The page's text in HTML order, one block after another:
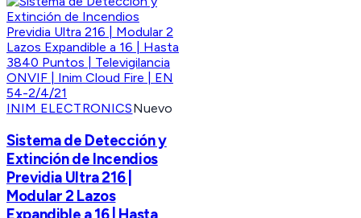
INIM ELECTRONICSNuevo
Sistema de Detección y
Extinción de Incendios
Previdia Ultra 216 |
Modular 2 Lazos
Expandible a 16 | Hasta